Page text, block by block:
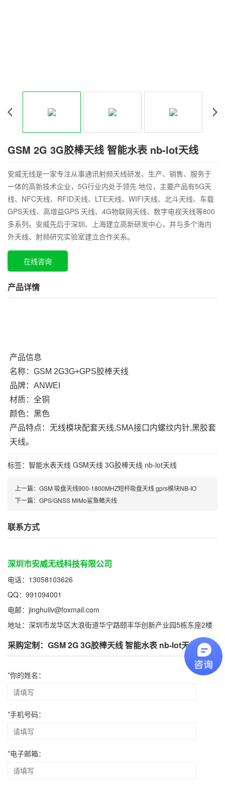
GSM 2G 3G胶棒天线 智能水表 nb-lot天线
安威无线是一家专注从事通讯射频天线研发、生产、销售、服务于
一体的高新技术企业，5G行业内处于领先 地位，主要产品有5G天
线、NFC天线、RFID天线、LTE天线、WIFI天线、北斗天线、车载
GPS天线、高增益GPS 天线、4G物联网天线、数字电视天线等800
多系列。安威先后于深圳、上海建立高新研发中心，并与多个海内
外天线、射频研究实验室建立合作关系。
在线咨询
产品详情
产品信息
名称：GSM 2G3G+GPS胶棒天线
品牌：ANWEI
材质：全铜
颜色：黑色
产品特点：无线模块配套天线,SMA接口内螺纹内针,黑胶套
天线。
标签： 智能水表天线 GSM天线 3G胶棒天线 nb-lot天线
上一篇： GSM 吸盘天线900-1800MHZ短杆吸盘天线 gprs模块NB-IO
下一篇： GPS/GNSS MiMo鲨鱼鳍天线
联系方式
深圳市安威无线科技有限公司
电话：13058103626
QQ：991094001
电邮：jinghuilv@foxmail.com
地址：深圳市龙华区大浪街道华宁路颐丰华创新产业园5栋东座2楼
采购定制：GSM 2G 3G胶棒天线 智能水表 nb-lot天线
*你的姓名：
*手机号码：
*电子邮箱：